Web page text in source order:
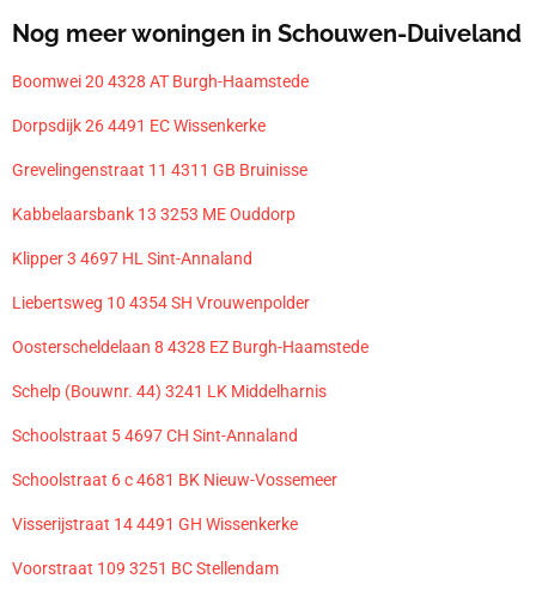
Nog meer woningen in Schouwen-Duiveland
Boomwei 20 4328 AT Burgh-Haamstede
Dorpsdijk 26 4491 EC Wissenkerke
Grevelingenstraat 11 4311 GB Bruinisse
Kabbelaarsbank 13 3253 ME Ouddorp
Klipper 3 4697 HL Sint-Annaland
Liebertsweg 10 4354 SH Vrouwenpolder
Oosterscheldelaan 8 4328 EZ Burgh-Haamstede
Schelp (Bouwnr. 44) 3241 LK Middelharnis
Schoolstraat 5 4697 CH Sint-Annaland
Schoolstraat 6 c 4681 BK Nieuw-Vossemeer
Visserijstraat 14 4491 GH Wissenkerke
Voorstraat 109 3251 BC Stellendam